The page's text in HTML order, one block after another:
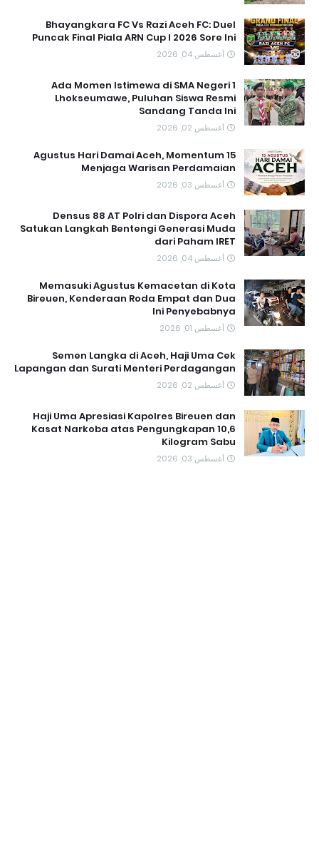
Bhayangkara FC Vs Razi Aceh FC: Duel
Puncak Final Piala ARN Cup I 2026 Sore Ini
أغسطس 04, 2026
Ada Momen Istimewa di SMA Negeri 1
Lhokseumawe, Puluhan Siswa Resmi
Sandang Tanda Ini
أغسطس 02, 2026
15 Agustus Hari Damai Aceh, Momentum
Menjaga Warisan Perdamaian
أغسطس 03, 2026
Densus 88 AT Polri dan Dispora Aceh
Satukan Langkah Bentengi Generasi Muda
dari Paham IRET
أغسطس 04, 2026
Memasuki Agustus Kemacetan di Kota
Bireuen, Kenderaan Roda Empat dan Dua
Ini Penyebabnya
أغسطس 01, 2026
Semen Langka di Aceh, Haji Uma Cek
Lapangan dan Surati Menteri Perdagangan
أغسطس 02, 2026
Haji Uma Apresiasi Kapolres Bireuen dan
Kasat Narkoba atas Pengungkapan 10,6
Kilogram Sabu
أغسطس 03, 2026